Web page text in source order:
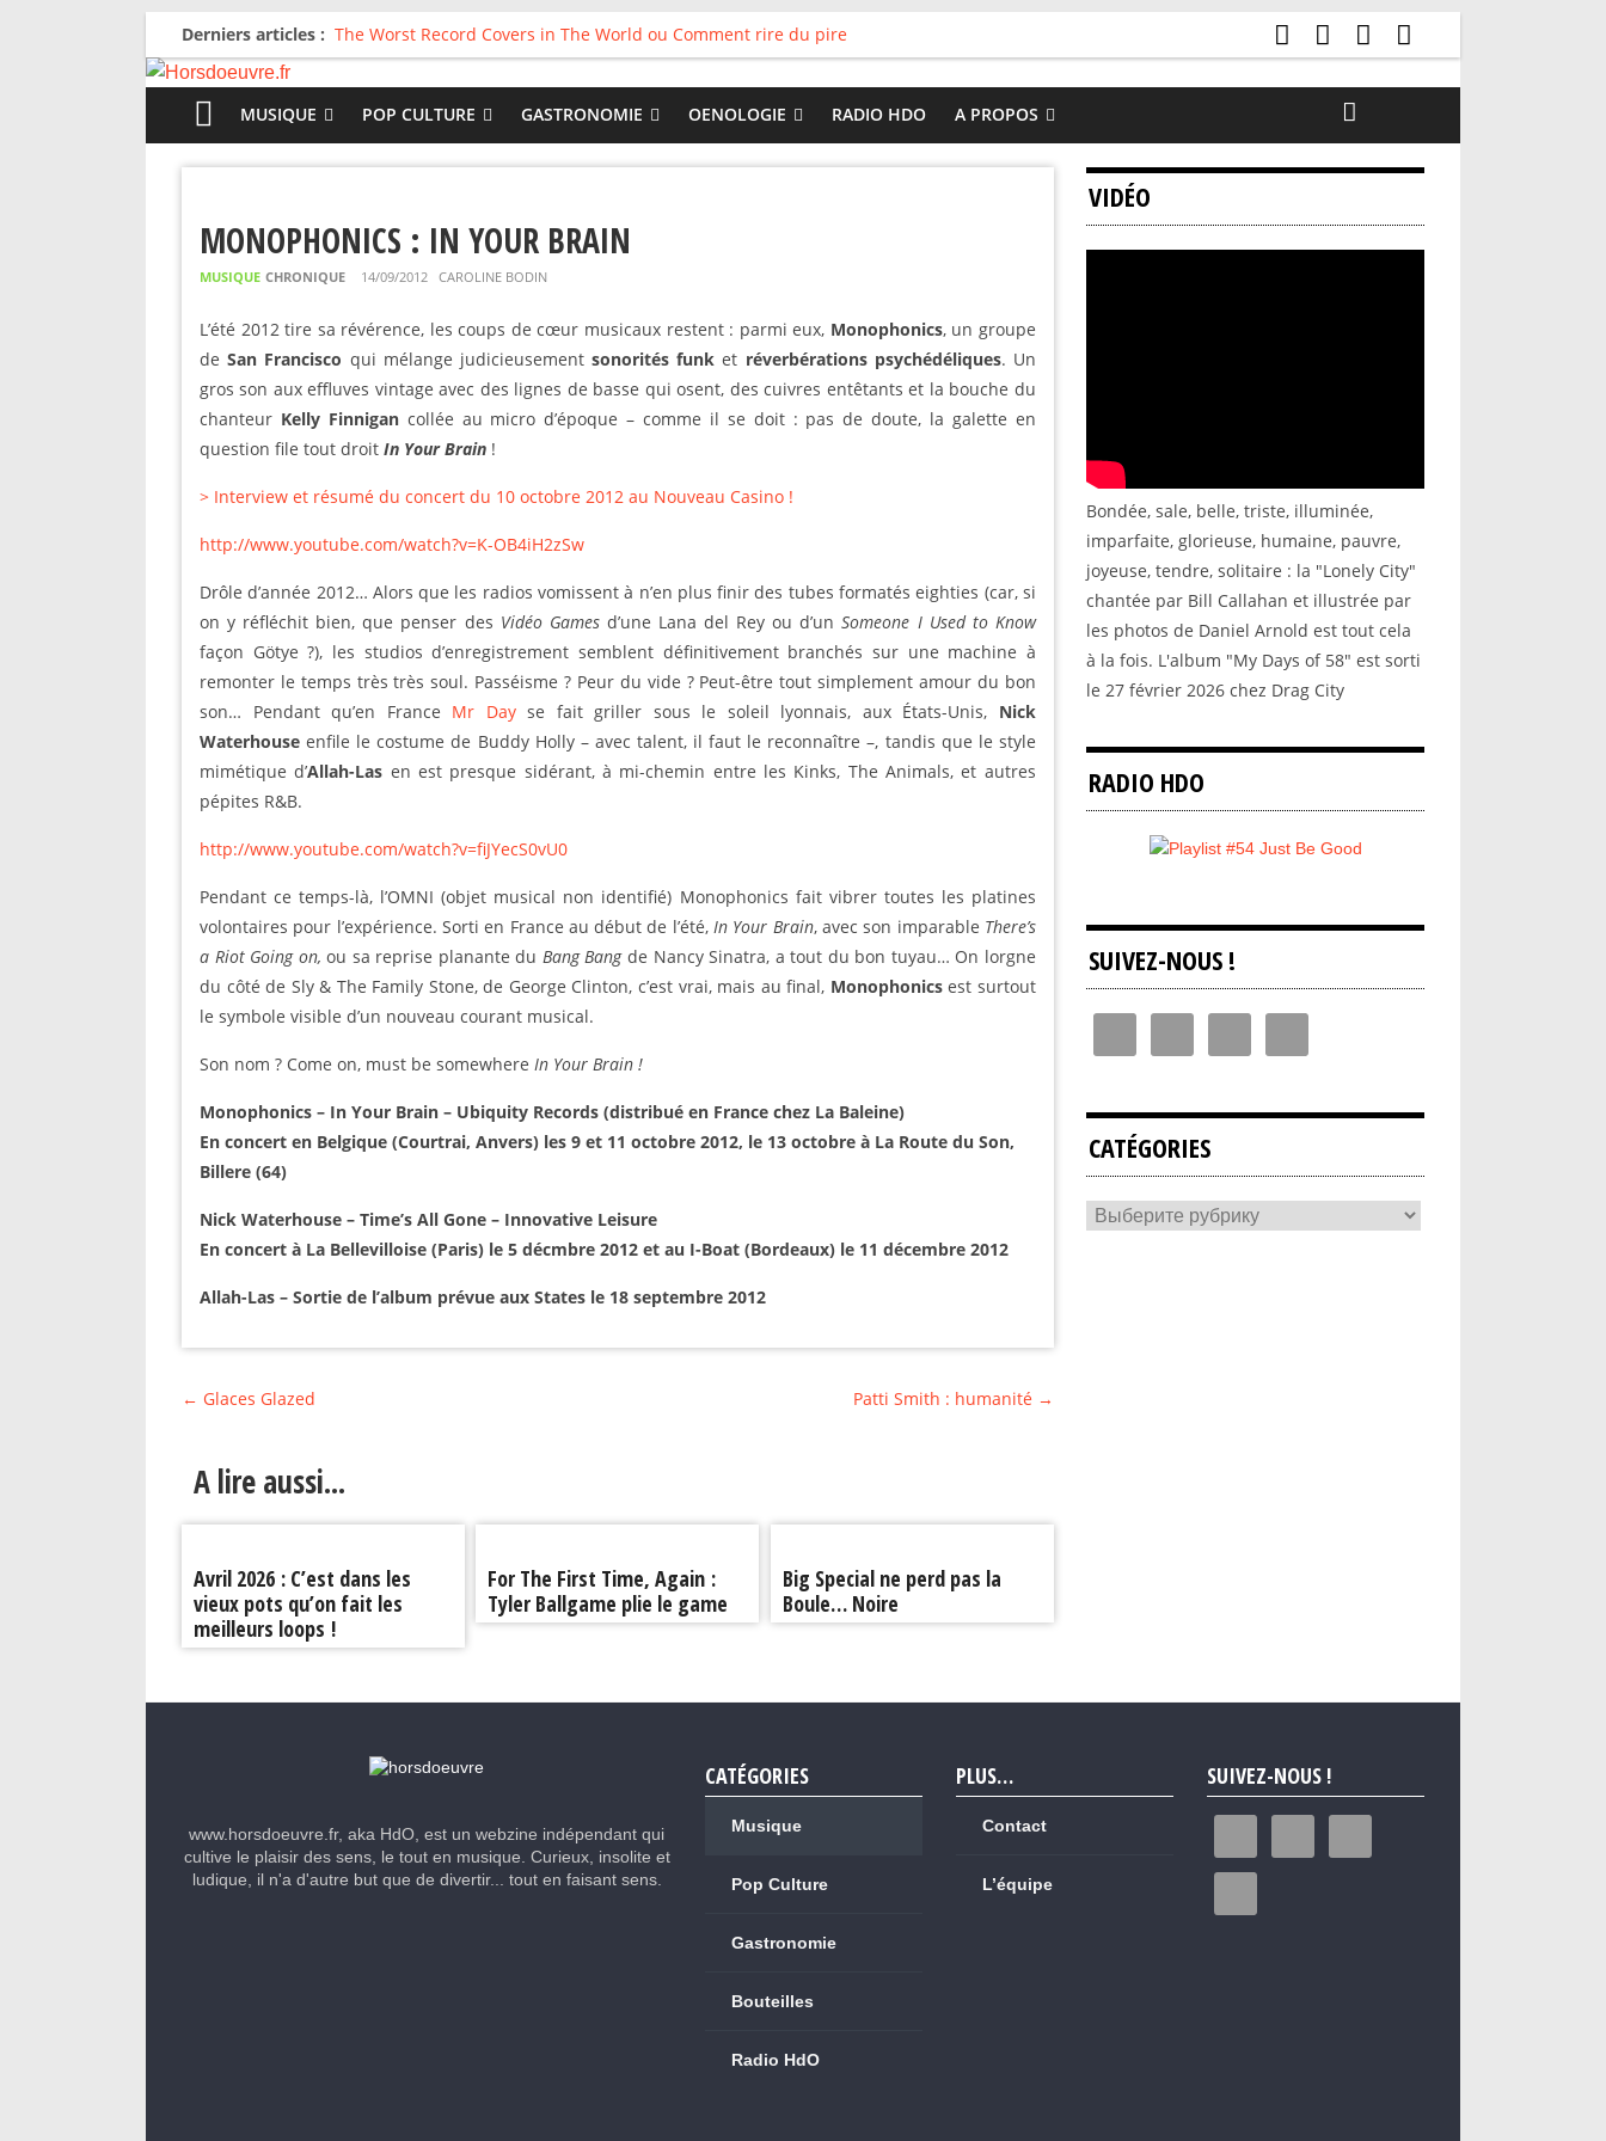
Derniers articles : The Worst Record Covers in The World ou Comment rire du pire
Avril 2026 : C’est dans les vieux pots qu’on fait les meilleurs loops !
Salvaation : Electro Ladyland
For The First Time, Again : Tyler Ballgame plie le game
Radio HDO #54 : Just be Good
MUSIQUE POP CULTURE GASTRONOMIE OENOLOGIE RADIO HDO A PROPOS
MONOPHONICS : IN YOUR BRAIN
MUSIQUE CHRONIQUE 14/09/2012 CAROLINE BODIN
L’été 2012 tire sa révérence, les coups de cœur musicaux restent : parmi eux, Monophonics, un groupe
deSan Francisco qui mélange judicieusementsonorités funk et réverbérations psychédéliques. Un
gros son aux effluves vintage avec des lignes de basse qui osent, des cuivres entêtants et la bouche du
chanteur Kelly Finnigancollée au micro d’époque – comme il se doit : pas de doute, la galette en
question file tout droit In Your Brain !
> Interview et résumé du concert du 10 octobre 2012 au Nouveau Casino !
http://www.youtube.com/watch?v=K-OB4iH2zSw
Drôle d’année 2012… Alors que les radios vomissent à n’en plus finir des tubes formatés eighties (car, si
on y réfléchit bien, que penser des Vidéo Gamesd’une Lana del Rey ou d’unSomeone I Used to Know
façon Götye ?), les studios d’enregistrement semblent définitivement branchés sur une machine à
remonter le temps très très soul. Passéisme ? Peur du vide ? Peut-être tout simplement amour du bon
son… Pendant qu’en France Mr Dayse fait griller sous le soleil lyonnais, aux États-Unis, Nick
Waterhouse enfile le costume de Buddy Holly – avec talent, il faut le reconnaître –, tandis que le style
mimétique d’Allah-Las en est presque sidérant, à mi-chemin entre les Kinks, The Animals, et autres
pépites R&B.
http://www.youtube.com/watch?v=fiJYecS0vU0
Pendant ce temps-là, l’OMNI (objet musical non identifié) Monophonics fait vibrer toutes les platines
volontaires pour l’expérience. Sorti en France au début de l’été,In Your Brain, avec son imparable There’s
a Riot Going on, ou sa reprise planante du Bang Bangde Nancy Sinatra, a tout du bon tuyau… On lorgne
du côté de Sly & The Family Stone, de George Clinton, c’est vrai, mais au final, Monophonicsest surtout
le symbole visible d’un nouveau courant musical.
Son nom ? Come on, must be somewhere In Your Brain !
Monophonics – In Your Brain – Ubiquity Records (distribué en France chez La Baleine)
En concert en Belgique (Courtrai, Anvers) les 9 et 11 octobre 2012, le 13 octobre à La Route du Son,
Billere (64)
Nick Waterhouse – Time’s All Gone – Innovative Leisure
En concert à La Bellevilloise (Paris) le 5 décmbre 2012 et au I-Boat (Bordeaux) le 11 décembre 2012
Allah-Las – Sortie de l’album prévue aux States le 18 septembre 2012
← Glaces Glazed Patti Smith : humanité →
A lire aussi...
Avril 2026 : C’est dans les
vieux pots qu’on fait les
meilleurs loops !
For The First Time, Again :
Tyler Ballgame plie le game
Big Special ne perd pas la
Boule… Noire
VIDÉO
Bondée, sale, belle, triste, illuminée,
imparfaite, glorieuse, humaine, pauvre,
joyeuse, tendre, solitaire : la "Lonely City"
chantée par Bill Callahan et illustrée par
les photos de Daniel Arnold est tout cela
à la fois. L'album "My Days of 58" est sorti
le 27 février 2026 chez Drag City
RADIO HDO
SUIVEZ-NOUS !
CATÉGORIES
www.horsdoeuvre.fr, aka HdO, est un webzine indépendant qui
cultive le plaisir des sens, le tout en musique. Curieux, insolite et
ludique, il n'a d'autre but que de divertir... tout en faisant sens.
CATÉGORIES
Musique
Pop Culture
Gastronomie
Bouteilles
Radio HdO
PLUS…
Contact
L’équipe
SUIVEZ-NOUS !